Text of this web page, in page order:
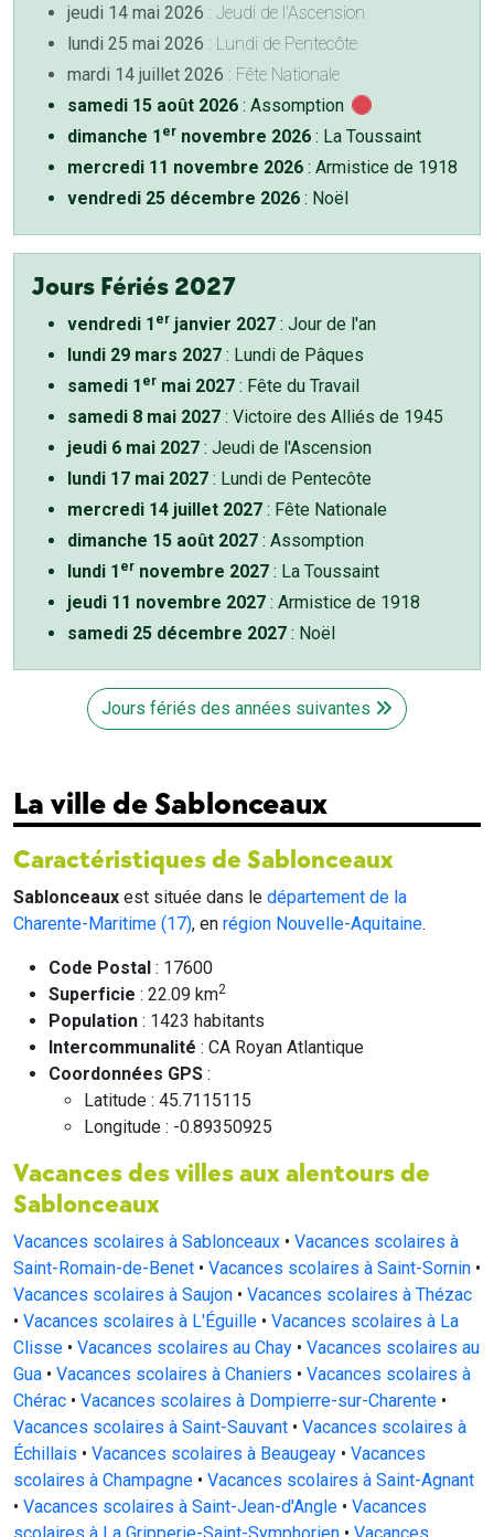
jeudi 14 mai 2026 : Jeudi de l'Ascension
lundi 25 mai 2026 : Lundi de Pentecôte
mardi 14 juillet 2026 : Fête Nationale
samedi 15 août 2026 : Assomption
dimanche 1 er novembre 2026 : La Toussaint
mercredi 11 novembre 2026 : Armistice de 1918
vendredi 25 décembre 2026 : Noël
Jours Fériés 2027
vendredi 1 er janvier 2027 : Jour de l'an
lundi 29 mars 2027 : Lundi de Pâques
samedi 1 er mai 2027 : Fête du Travail
samedi 8 mai 2027 : Victoire des Alliés de 1945
jeudi 6 mai 2027 : Jeudi de l'Ascension
lundi 17 mai 2027 : Lundi de Pentecôte
mercredi 14 juillet 2027 : Fête Nationale
dimanche 15 août 2027 : Assomption
lundi 1 er novembre 2027 : La Toussaint
jeudi 11 novembre 2027 : Armistice de 1918
samedi 25 décembre 2027 : Noël
Jours fériés des années suivantes
La ville de Sablonceaux
Caractéristiques de Sablonceaux
Sablonceaux est située dans le département de la
Charente-Maritime (17), en région Nouvelle-Aquitaine.
Code Postal : 17600
Superficie : 22.09 km2
Population : 1423 habitants
Intercommunalité : CA Royan Atlantique
Coordonnées GPS :
Latitude : 45.7115115
Longitude : -0.89350925
Vacances des villes aux alentours de
Sablonceaux
Vacances scolaires à Sablonceaux • Vacances scolaires à
Saint-Romain-de-Benet • Vacances scolaires à Saint-Sornin •
Vacances scolaires à Saujon • Vacances scolaires à Thézac
• Vacances scolaires à L'Éguille • Vacances scolaires à La
Clisse • Vacances scolaires au Chay • Vacances scolaires au
Gua • Vacances scolaires à Chaniers • Vacances scolaires à
Chérac • Vacances scolaires à Dompierre-sur-Charente •
Vacances scolaires à Saint-Sauvant • Vacances scolaires à
Échillais • Vacances scolaires à Beaugeay • Vacances
scolaires à Champagne • Vacances scolaires à Saint-Agnant
• Vacances scolaires à Saint-Jean-d'Angle • Vacances